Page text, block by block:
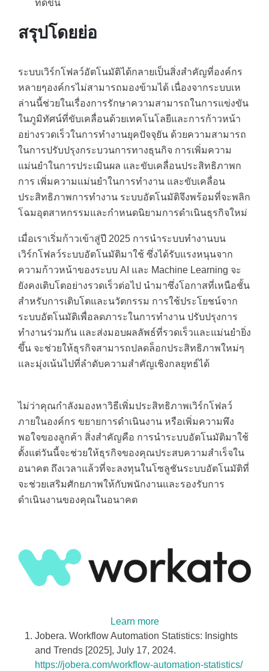
ที่ดีขึ้น
สรุปโดยย่อ
ระบบเวิร์กโฟลว์อัตโนมัติได้กลายเป็นสิ่งสำคัญที่องค์กร
หลายๆองค์กรไม่สามารถมองข้ามได้ เนื่องจากระบบเห
ล่านนี้ช่วยในเรื่องการรักษาความสามารถในการแข่งขัน
ในภูมิทัศน์ที่ขับเคลื่อนด้วยเทคโนโลยีและการก้าวหน้า
อย่างรวดเร็วในการทำงานยุคปัจจุยัน ด้วยความสามารถ
ในการปรับปรุงกระบวนการทางธุนกิจ การเพิ่มความ
แม่นยำในการประเมินผล และขับเคลื่อนประสิทธิภาพก
การ เพิ่มความแม่นยำในการทำงาน และขับเคลื่อน
ประสิทธิภาพการทำงาน ระบบอัตโนมัติจึงพร้อมที่จะพลิก
โฉมอุตสาหกรรมและกำหนดนิยามการดำเนินธุรกิจใหม่
เมื่อเราเริ่มก้าวเข้าสู่ปี 2025 การนำระบบทำงานบน
เวิร์กโฟลว์ระบบอัตโนมัติมาใช้ ซึ่งได้รับแรงหนุนจาก
ความก้าวหน้าของระบบ AI และ Machine Learning จะ
ยังคงเติบโตอย่างรวดเร็วต่อไป นำมาซึ่งโอกาสที่เหนือชั้น
สำหรับการเติบโตและนวัตกรรม การใช้ประโยชน์จาก
ระบบอัตโนมัติเพื่อลดภาระในการทำงาน ปรับปรุงการ
ทำงานร่วมกัน และส่งมอบผลลัพธ์ที่รวดเร็วและแม่นยำยิ่ง
ขึ้น จะช่วยให้ธุรกิจสามารถปลดล็อกประสิทธิภาพใหม่ๆ
และมุ่งเน้นไปที่ลำดับความสำคัญเชิงกลยุทธ์ได้
ไม่ว่าคุณกำลังมองหาวิธีเพิ่มประสิทธิภาพเวิร์กโฟลว์
ภายในองค์กร ขยายการดำเนินงาน หรือเพิ่มความพึง
พอใจของลูกค้า สิ่งสำคัญคือ การนำระบบอัตโนมัติมาใช้
ตั้งแต่วันนี้จะช่วยให้ธุรกิจของคุณประสบความสำเร็จใน
อนาคต ถึงเวลาแล้วที่จะลงทุนในโซลูชันระบบอัตโนมัติที่
จะช่วยเสริมศักยภาพให้กับพนักงานและรองรับการ
ดำเนินงานของคุณในอนาคต
Learn more
Jobera. Workflow Automation Statistics: Insights
and Trends [2025], July 17, 2024.
https://jobera.com/workflow-automation-statistics/